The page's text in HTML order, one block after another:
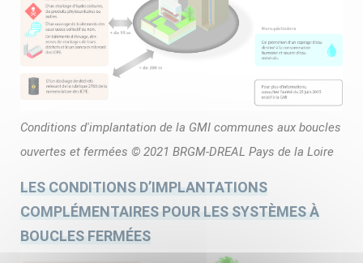
Conditions d'implantation de la GMI communes aux boucles
ouvertes et fermées © 2021 BRGM-DREAL Pays de la Loire
LES CONDITIONS D’IMPLANTATIONS
COMPLÉMENTAIRES POUR LES SYSTÈMES À
BOUCLES FERMÉES